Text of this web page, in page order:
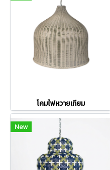
โคมไฟหวายเทียม
New